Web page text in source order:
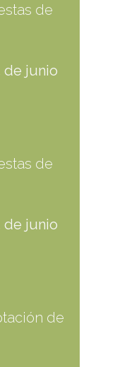
de
de junio
de
de junio
de